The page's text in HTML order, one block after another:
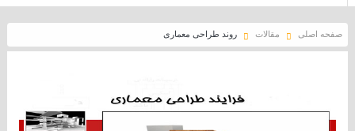
صفحه اصلی مقالات روند طراحی معماری